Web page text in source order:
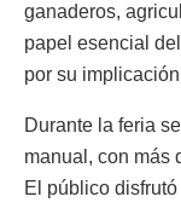
ganaderos,
papel esencial
por su
Durante la feria
manual, con más
El público